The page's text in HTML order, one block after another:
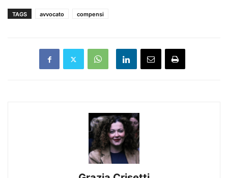
TAGS avvocato compensi